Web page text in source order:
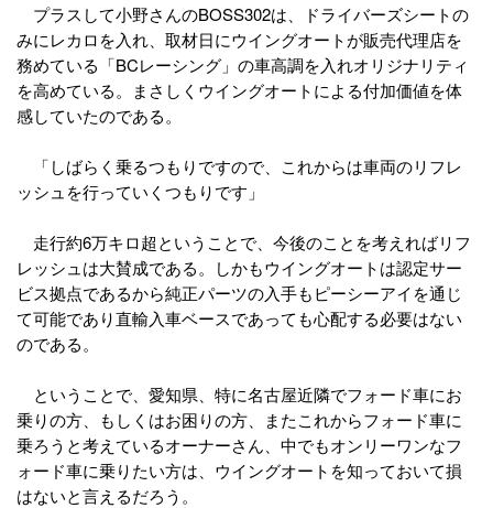
プラスして小野さんのBOSS302は、ドライバーズシートの
みにレカロを入れ、取材日にウイングオートが販売代理店を
務めている「BCレーシング」の車高調を入れオリジナリティ
を高めている。まさしくウイングオートによる付加価値を体
感していたのである。
「しばらく乗るつもりですので、これからは車両のリフレ
ッシュを行っていくつもりです」
走行約6万キロ超ということで、今後のことを考えればリフ
レッシュは大賛成である。しかもウイングオートは認定サー
ビス拠点であるから純正パーツの入手もピーシーアイを通じ
て可能であり直輸入車ベースであっても心配する必要はない
のである。
ということで、愛知県、特に名古屋近隣でフォード車にお
乗りの方、もしくはお困りの方、またこれからフォード車に
乗ろうと考えているオーナーさん、中でもオンリーワンなフ
ォード車に乗りたい方は、ウイングオートを知っておいて損
はないと言えるだろう。